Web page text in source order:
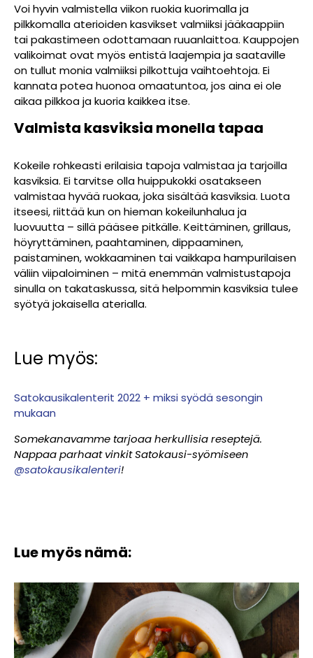
Voi hyvin valmistella viikon ruokia kuorimalla ja
pilkkomalla aterioiden kasvikset valmiiksi jääkaappiin
tai pakastimeen odottamaan ruuanlaittoa. Kauppojen
valikoimat ovat myös entistä laajempia ja saataville
on tullut monia valmiiksi pilkottuja vaihtoehtoja. Ei
kannata potea huonoa omaatuntoa, jos aina ei ole
aikaa pilkkoa ja kuoria kaikkea itse.
Valmista kasviksia monella tapaa
Kokeile rohkeasti erilaisia tapoja valmistaa ja tarjoilla
kasviksia. Ei tarvitse olla huippukokki osatakseen
valmistaa hyvää ruokaa, joka sisältää kasviksia. Luota
itseesi, riittää kun on hieman kokeilunhalua ja
luovuutta – sillä pääsee pitkälle. Keittäminen, grillaus,
höyryttäminen, paahtaminen, dippaaminen,
paistaminen, wokkaaminen tai vaikkapa hampurilaisen
väliin viipaloiminen – mitä enemmän valmistustapoja
sinulla on takataskussa, sitä helpommin kasviksia tulee
syötyä jokaisella aterialla.
Lue myös:
Satokausikalenterit 2022 + miksi syödä sesongin
mukaan
Somekanavamme tarjoaa herkullisia reseptejä.
Nappaa parhaat vinkit Satokausi-syömiseen
@satokausikalenteri!
Lue myös nämä: